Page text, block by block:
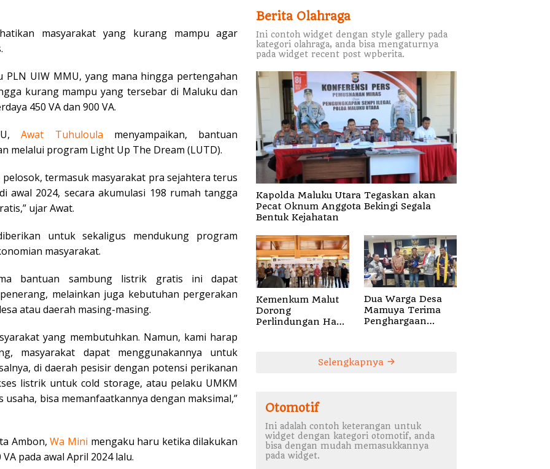
masyarakat yang kurang mampu agar
UIW MMU, yang mana hingga pertengahan
kurang mampu yang tersebar di Maluku dan
450 VA dan 900 VA.
Awat Tuhuloula menyampaikan, bantuan
melalui program Light Up The Dream (LUTD).
termasuk masyarakat pra sejahtera terus
awal 2024, secara akumulasi 198 rumah tangga
ujar Awat.
untuk sekaligus mendukung program
masyarakat.
bantuan sambung listrik gratis ini dapat
melainkan juga kebutuhan pergerakan
atau daerah masing-masing.
yang membutuhkan. Namun, kami harap
masyarakat dapat menggunakannya untuk
di daerah pesisir dengan potensi perikanan
listrik untuk cold storage, atau pelaku UMKM
bisa memanfaatkannya dengan maksimal,”
Ambon,Wa Mini mengaku haru ketika dilakukan
pada awal April 2024 lalu.
Berita Olahraga
Ini contoh widget dengan style gallery pada
kategori olahraga, anda bisa mengaturnya
pada widget recent post wpberita.
Kapolda Maluku Utara Tegaskan akan
Pecat Oknum Anggota Bekingi Segala
Bentuk Kejahatan
Kemenkum Malut
Dorong
Perlindungan Hak
Pencatatan Gratis
Dua Warga Desa
Mamuya Terima
Penghargaan
Erupsi Gunung
Selengkapnya
Otomotif
Ini adalah contoh keterangan untuk
widget dengan kategori otomotif, anda
bisa dengan mudah memasukkannya
pada widget.